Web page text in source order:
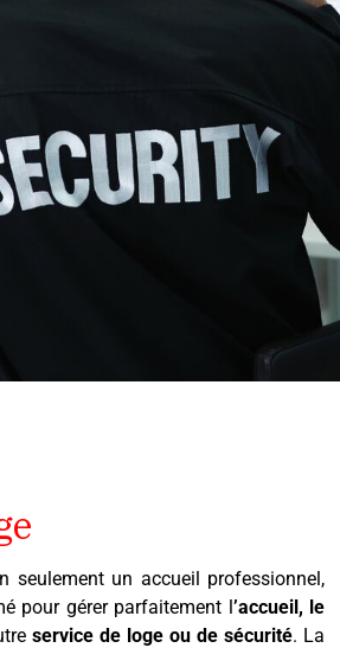
seulement un accueil professionnel,
pour gérer parfaitement l’accueil, le
service de loge ou de sécurité. La